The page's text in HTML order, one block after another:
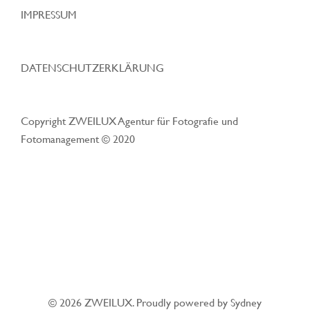
IMPRESSUM
DATENSCHUTZERKLÄRUNG
Copyright ZWEILUX Agentur für Fotografie und
Fotomanagement © 2020
© 2026 ZWEILUX. Proudly powered bySydney